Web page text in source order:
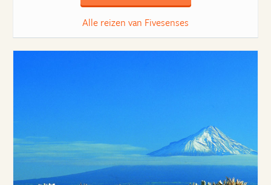
Alle reizen van Fivesenses